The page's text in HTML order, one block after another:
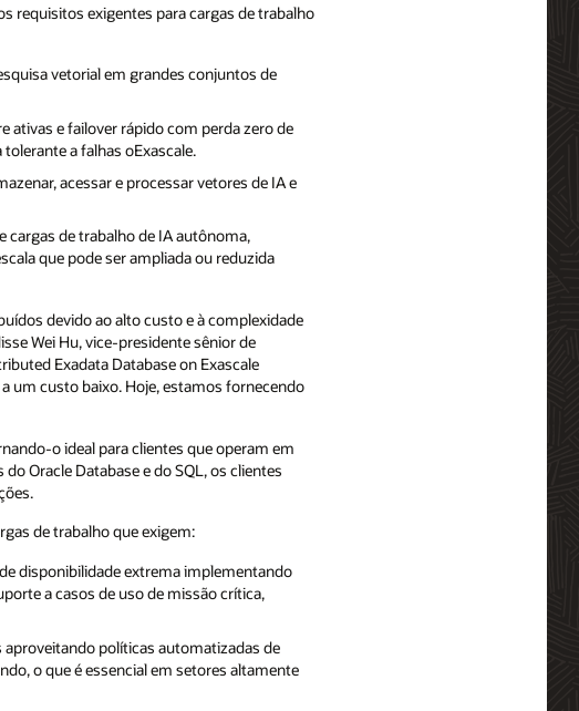
requisitos exigentes para cargas de trabalho
vetorial em grandes conjuntos de
ativas e failover rápido com perda zero de
a falhas oExascale.
acessar e processar vetores de IA e
cargas de trabalho de IA autônoma,
que pode ser ampliada ou reduzida
devido ao alto custo e à complexidade
Wei Hu, vice-presidente sênior de
Exadata Database on Exascale
um custo baixo. Hoje, estamos fornecendo
o ideal para clientes que operam em
Oracle Database e do SQL, os clientes
de trabalho que exigem:
disponibilidade extrema implementando
a casos de uso de missão crítica,
políticas automatizadas de
o que é essencial em setores altamente